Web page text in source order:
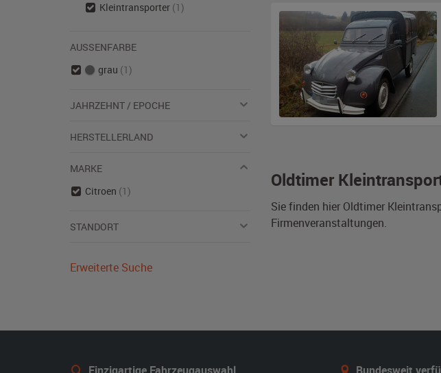
Oldtimer
Sie finden hier Oldtimer
Firmenveranstaltungen.
Kleintransporter (1)
AUSSENFARBE
grau (1)
JAHRZEHNT / EPOCHE
HERSTELLERLAND
MARKE
Citroen (1)
STANDORT
Erweiterte Suche